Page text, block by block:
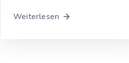
Weiterlesen